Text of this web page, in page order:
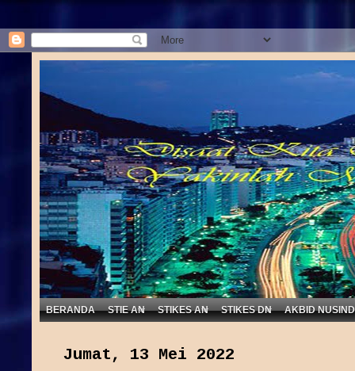
BERANDA STIE AN STIKES AN STIKES DN AKBID
Jumat, 13 Mei 2022